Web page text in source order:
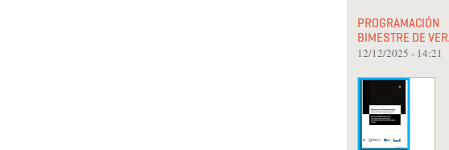
PROGRAMACIÓN
BIMESTRE DE
12/12/2025 - 14:21